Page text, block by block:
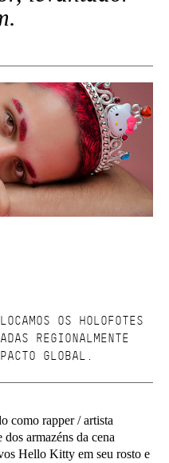
OS HOLOFOTES
REGIONALMENTE
GLOBAL.
como rapper / artista
armazéns da cena
Hello Kitty em seu rosto e